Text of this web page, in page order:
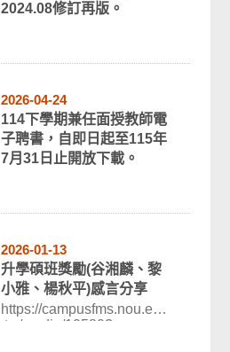
2024.08修訂再版。
2026-04-24
114下學期兼任面授教師電
子聘書，自即日起至115年
7月31日止開放下載。
2026-01-13
升學碩班獎勵(谷湘麟、黎
小雅、楊秋平)感言分享
https://campusfms.nou.edu
.tw/media/10580?p...